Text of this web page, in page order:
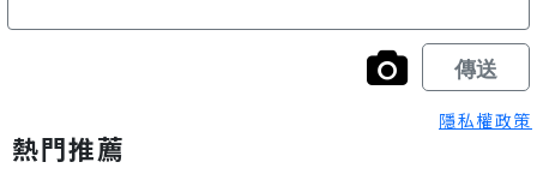
隱私權政策
熱門推薦